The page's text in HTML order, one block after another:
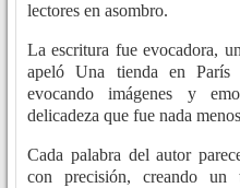
lectores en asombro.
La escritura fue evocadora,
apeló Una tienda en
evocando imágenes y
delicadeza que fue nada
Cada palabra del autor
con precisión, creando